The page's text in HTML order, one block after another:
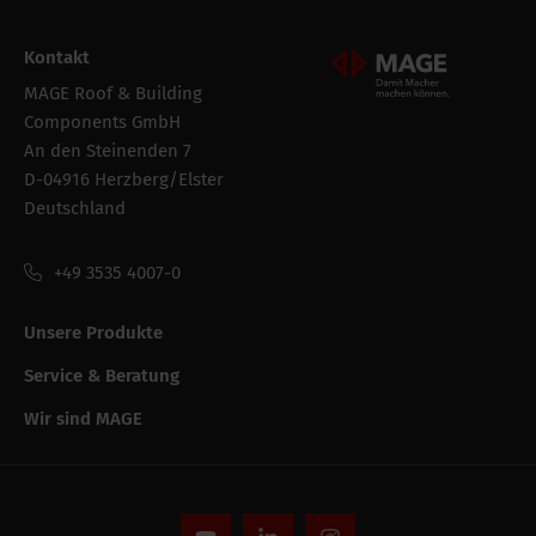
Verpackung /
Verkaufsbreite
Verpackung der
bestandeinheit
Verkaufshöhe
Leistungsfähigkeit
Mageroof Logo Footer
Kontakt
MAGE Roof & Building
Components GmbH
An den Steinenden 7
D-04916 Herzberg/Elster
Deutschland
+49 3535 4007-0
Unsere Produkte
Service & Beratung
Wir sind MAGE